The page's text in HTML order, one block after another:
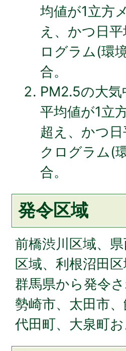
均値が1立方
え、かつ日
ログラム(環
合。
PM2.5の大
平均値が1立
超え、かつ
クログラム(
合。
発令区域
前橋渋川区域、
区域、利根沼田
群馬県から発令
勢崎市、太田市
代田町、大泉町